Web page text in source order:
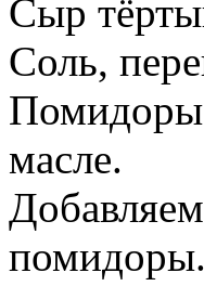
Сыр
Соль,
Помидоры
масле.
помидоры.